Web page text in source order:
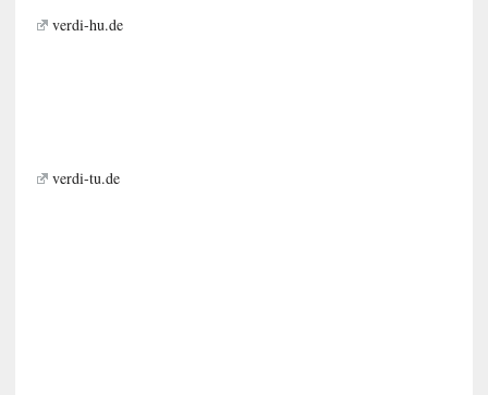
verdi-hu.de
verdi-tu.de